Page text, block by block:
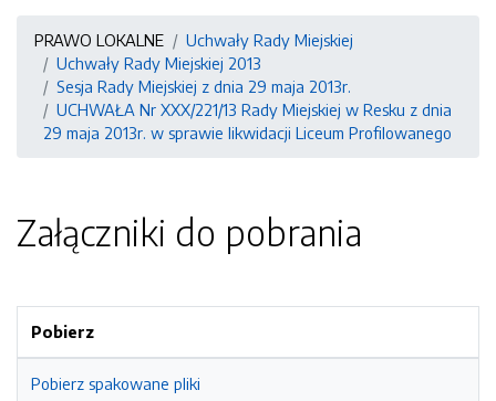
PRAWO LOKALNE
Uchwały Rady Miejskiej
Uchwały Rady Miejskiej 2013
Sesja Rady Miejskiej z dnia 29 maja 2013r.
UCHWAŁA Nr XXX/221/13 Rady Miejskiej w Resku z dnia
29 maja 2013r. w sprawie likwidacji Liceum Profilowanego
Załączniki do pobrania
Pobierz
Pobierz spakowane pliki